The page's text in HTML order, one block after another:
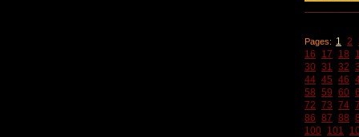
Pages: 1 2
16
17 18
30 31 32
44 45 46
58 59 60
72 73 74
86 87 88
100 101